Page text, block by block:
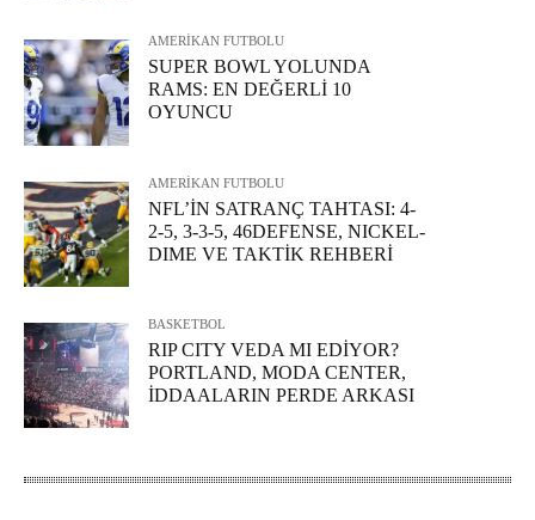
AMERİKAN FUTBOLU
SUPER BOWL YOLUNDA
RAMS: EN DEĞERLİ 10
OYUNCU
AMERİKAN FUTBOLU
NFL’İN SATRANÇ TAHTASI: 4-
2-5, 3-3-5, 46DEFENSE, NICKEL-
DIME VE TAKTİK REHBERİ
BASKETBOL
RIP CITY VEDA MI EDİYOR?
PORTLAND, MODA CENTER,
İDDAALARIN PERDE ARKASI